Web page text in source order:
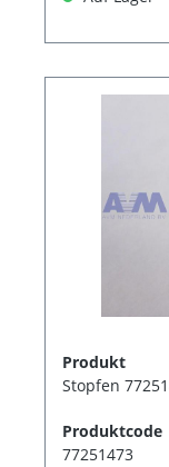
Produkt
Stopfen
Produktcode
77251473